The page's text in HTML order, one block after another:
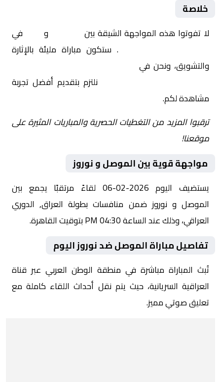
خلاصة
لا تفوتوا هذه المواجهة الشيقة بين و
في
. ستكون مباراة مليئة بالإثارة
والتشويق، ونحن في
نلتزم بتقديم أفضل تجربة
مشاهدة لكم.
ترقبوا المزيد من التغطيات الحصرية والمباريات المثيرة على
موقعنا!
مواجهة قوية بين الموصل و نوروز
يستضيف اليوم 2026-02-06 لقاءً مرتقبًا يجمع بين
الموصل و نوروز ضمن منافسات بطولة العراق, الدوري
العراقي، وذلك عند الساعة 04:30 PM بتوقيت القاهرة.
تفاصيل مباراة الموصل ضد نوروز اليوم
تُبث المباراة مباشرة في منطقة الوطن العربي عبر قناة
العراقية السريانية، حيث يتم نقل أحداث اللقاء كاملة مع
تعليق صوتي مميز.